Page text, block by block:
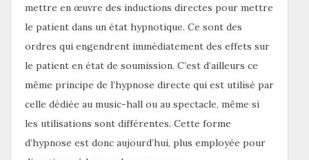
mettre en œuvre des inductions directes pour mettre
le patient dans un état hypnotique. Ce sont des
ordres qui engendrent immédiatement des effets sur
le patient en état de soumission. C’est d’ailleurs ce
même principe de l’hypnose directe qui est utilisé par
celle dédiée au music-hall ou au spectacle, même si
les utilisations sont différentes. Cette forme
d’hypnose est donc aujourd’hui, plus employée pour